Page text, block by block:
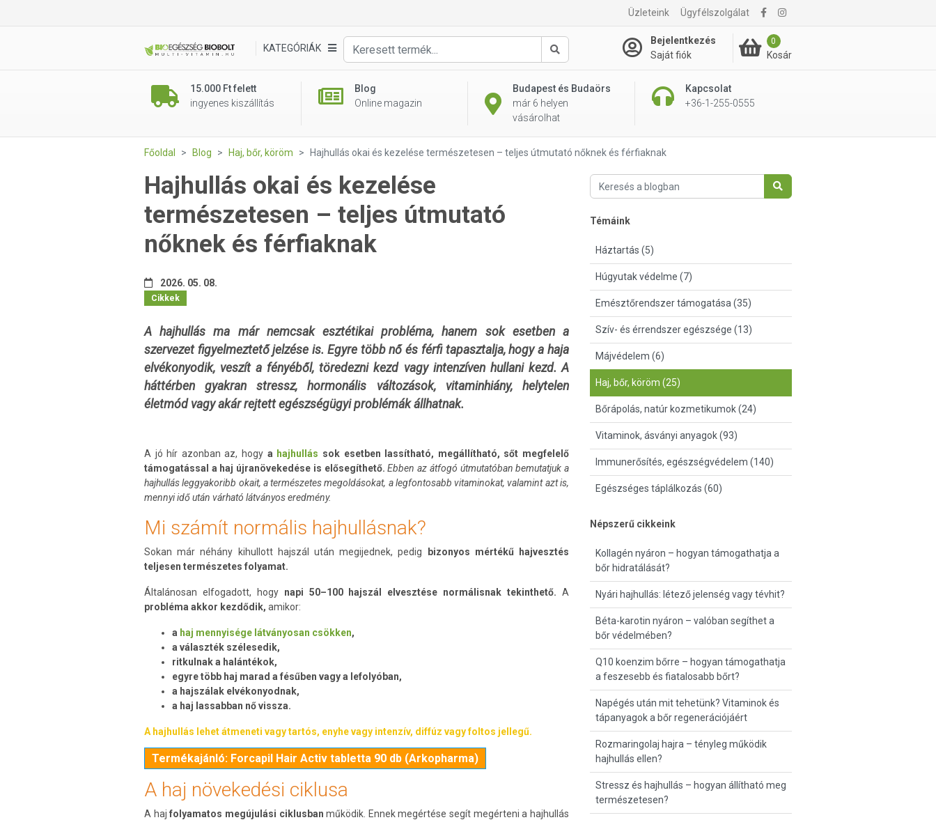
Üzleteink Ügyfélszolgálat
KATEGÓRIÁK
Keresés
Bejelentkezés
Saját fiók
0
Kosár
15.000 Ft felett
ingyenes kiszállítás
Blog
Online magazin
Budapest és Budaörs
már 6 helyen
vásárolhat
Kapcsolat
+36-1-255-0555
Főoldal Blog Haj, bőr, köröm Hajhullás okai és kezelése természetesen – teljes útmutató nőknek és férfiaknak
Hajhullás okai és kezelése
természetesen – teljes útmutató
nőknek és férfiaknak
2026. 05. 08.
Cikkek
A hajhullás ma már nemcsak esztétikai probléma, hanem sok esetben a
szervezet figyelmeztető jelzése is. Egyre több nő és férfi tapasztalja, hogy a haja
elvékonyodik, veszít a fényéből, töredezni kezd vagy intenzíven hullani kezd. A
háttérben gyakran stressz, hormonális változások, vitaminhiány, helytelen
életmód vagy akár rejtett egészségügyi problémák állhatnak.
A jó hír azonban az, hogy a hajhullás sok esetben lassítható, megállítható, sőt megfelelő
támogatással a haj újranövekedése is elősegíthető.Ebben az átfogó útmutatóban bemutatjuk a
hajhullás leggyakoribb okait, a természetes megoldásokat, a legfontosabb vitaminokat, valamint azt is,
mennyi idő után várható látványos eredmény.
Mi számít normális hajhullásnak?
Sokan már néhány kihullott hajszál után megijednek, pedig
bizonyos mértékű hajvesztés
teljesen természetes folyamat.
Általánosan elfogadott, hogy napi 50–100 hajszál elvesztése normálisnak tekinthető. A
probléma akkor kezdődik, amikor:
a haj mennyisége látványosan csökken,
a választék szélesedik,
ritkulnak a halántékok,
egyre több haj marad a fésűben vagy a lefolyóban,
a hajszálak elvékonyodnak,
a haj lassabban nő vissza.
A hajhullás lehet átmeneti vagy tartós, enyhe vagy intenzív, diffúz vagy foltos jellegű.
Termékajánló: Forcapil Hair Activ tabletta 90 db (Arkopharma)
A haj növekedési ciklusa
A hajfolyamatos megújulási ciklusban működik. Ennek megértése segít megérteni a hajhullás
Témáink
Háztartás (5)
Húgyutak védelme (7)
Emésztőrendszer támogatása (35)
Szív- és érrendszer egészsége (13)
Májvédelem (6)
Haj, bőr, köröm (25)
Bőrápolás, natúr kozmetikumok (24)
Vitaminok, ásványi anyagok (93)
Immunerősítés, egészségvédelem (140)
Egészséges táplálkozás (60)
Népszerű cikkeink
Kollagén nyáron – hogyan támogathatja a
bőr hidratálását?
Nyári hajhullás: létező jelenség vagy tévhit?
Béta-karotin nyáron – valóban segíthet a
bőr védelmében?
Q10 koenzim bőrre – hogyan támogathatja
a feszesebb és fiatalosabb bőrt?
Napégés után mit tehetünk? Vitaminok és
tápanyagok a bőr regenerációjáért
Rozmaringolaj hajra – tényleg működik
hajhullás ellen?
Stressz és hajhullás – hogyan állítható meg
természetesen?